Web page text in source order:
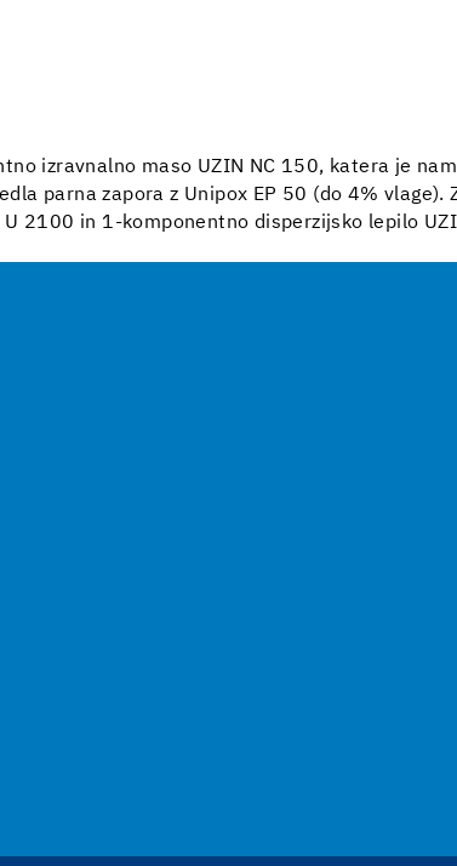
izravnalno maso UZIN NC 150, katera je
parna zapora z Unipox EP 50 (do 4%
2100 in 1-komponentno disperzijsko lepilo